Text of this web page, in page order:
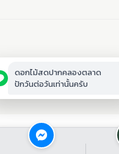
คร กทม.
ยพวงหรีด ดอกไม้งานศพ ปากคลองต
ดอกไม้สดปากคลองตลาด
ปักวันต่อวันเท่านั้นครับ